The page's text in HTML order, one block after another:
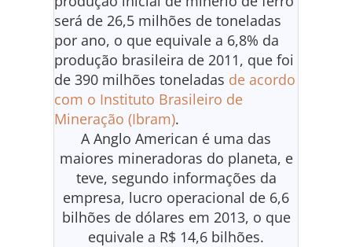
será de 26,5 milhões de toneladas
por ano, o que equivale a 6,8% da
produção brasileira de 2011, que foi
de 390 milhões toneladas de acordo
com o Instituto Brasileiro de
Mineração (Ibram).
A Anglo American é uma das
maiores mineradoras do planeta, e
teve, segundo informações da
empresa, lucro operacional de 6,6
bilhões de dólares em 2013, o que
equivale a R$ 14,6 bilhões.